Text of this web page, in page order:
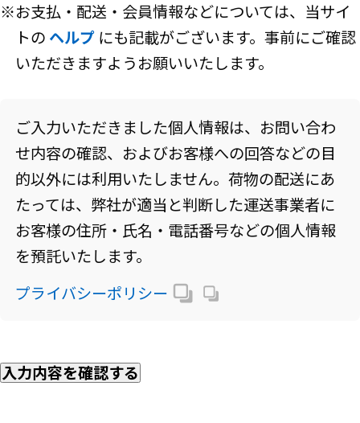
※お支払・配送・会員情報などについては、当サイ
トの ヘルプ にも記載がございます。事前にご確認
いただきますようお願いいたします。
ご入力いただきました個人情報は、お問い合わ
せ内容の確認、およびお客様への回答などの目
的以外には利用いたしません。荷物の配送にあ
たっては、弊社が適当と判断した運送事業者に
お客様の住所・氏名・電話番号などの個人情報
を預託いたします。
プライバシーポリシー
入力内容を確認する